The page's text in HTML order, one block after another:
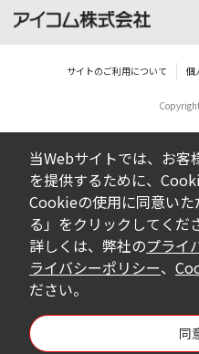
サイトのご利用について 個
当Webサイトでは、お客
を提供するために、
Cookieの使用に同意い
る」をクリックしてくだ
詳しくは、弊社のプライ
ライバシーポリシー、
ださい。
同